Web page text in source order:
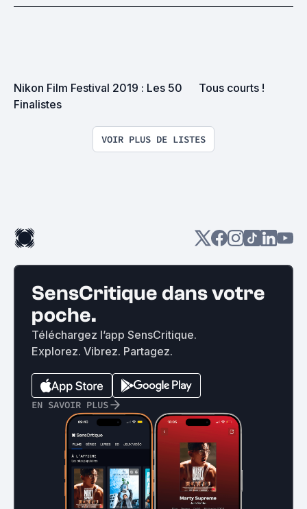
Nikon Film Festival 2019 : Les 50
Finalistes
Tous courts !
VOIR PLUS DE LISTES
SensCritique dans votre
poche.
Téléchargez l’app SensCritique.
Explorez. Vibrez. Partagez.
EN SAVOIR PLUS